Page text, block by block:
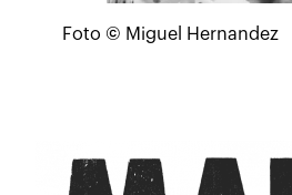
Foto © Miguel Hernandez